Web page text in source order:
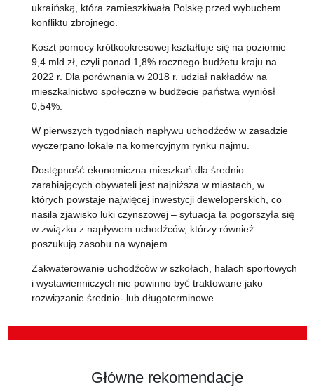
ukraińską, która zamieszkiwała Polskę przed wybuchem
konfliktu zbrojnego.
Koszt pomocy krótkookresowej kształtuje się na poziomie
9,4 mld zł, czyli ponad 1,8% rocznego budżetu kraju na
2022 r. Dla porównania w 2018 r. udział nakładów na
mieszkalnictwo społeczne w budżecie państwa wyniósł
0,54%.
W pierwszych tygodniach napływu uchodźców w zasadzie
wyczerpano lokale na komercyjnym rynku najmu.
Dostępność ekonomiczna mieszkań dla średnio
zarabiających obywateli jest najniższa w miastach, w
których powstaje najwięcej inwestycji deweloperskich, co
nasila zjawisko luki czynszowej – sytuacja ta pogorszyła się
w związku z napływem uchodźców, którzy również
poszukują zasobu na wynajem.
Zakwaterowanie uchodźców w szkołach, halach sportowych
i wystawienniczych nie powinno być traktowane jako
rozwiązanie średnio- lub długoterminowe.
Główne rekomendacje